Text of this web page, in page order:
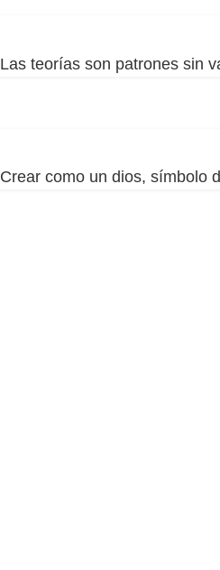
Las teorías son patrones sin
Crear como un dios, símbolo